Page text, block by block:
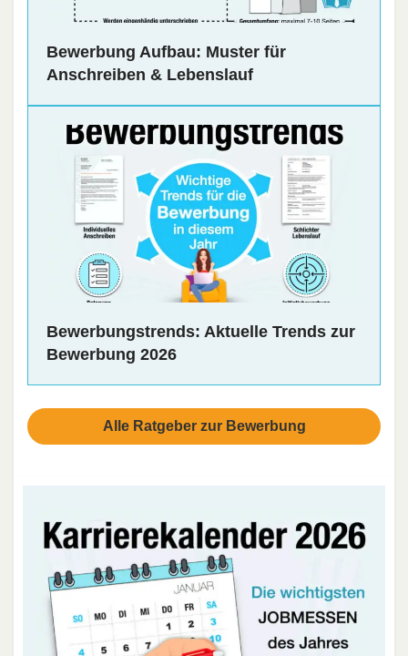
Bewerbung Aufbau: Muster für
Anschreiben & Lebenslauf
Bewerbungstrends: Aktuelle Trends zur
Bewerbung 2026
Alle Ratgeber zur Bewerbung